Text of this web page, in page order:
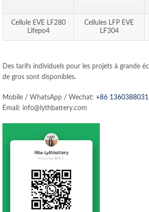
Cellule EVE LF280
Lifepo4
Cellules LFP EVE
LF304
Des tarifs individuels pour les projets à grande
de gros sont disponibles.
Mobile / WhatsApp / Wechat: +86
Email: info@lythbattery.com